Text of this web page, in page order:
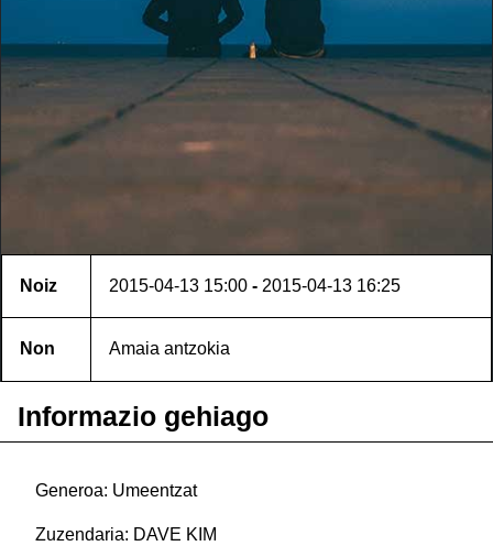
Noiz 2015-04-13 15:00 - 2015-04-13 16:25
Non Amaia antzokia
Informazio gehiago
Generoa: Umeentzat
Zuzendaria: DAVE KIM